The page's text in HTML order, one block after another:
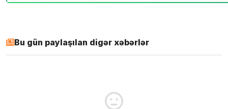
Bu gün paylaşılan digər xəbərlər